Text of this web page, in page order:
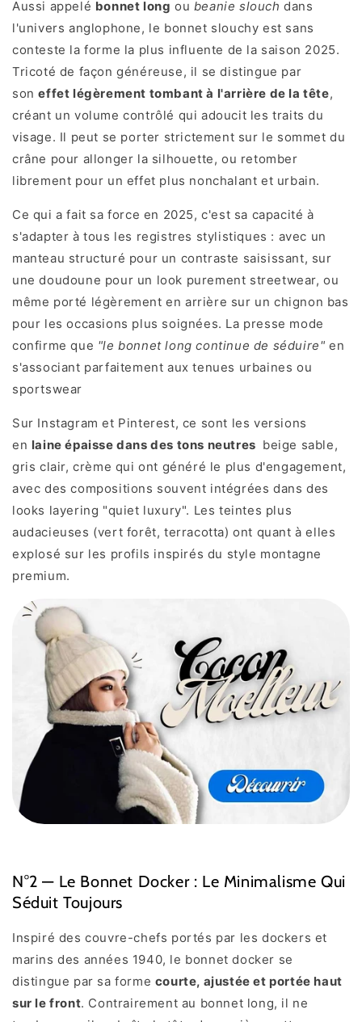
Aussi appelé bonnet long ou beanie slouch dans
l'univers anglophone, le bonnet slouchy est sans
conteste la forme la plus influente de la saison 2025.
Tricoté de façon généreuse, il se distingue par
son effet légèrement tombant à l'arrière de la tête,
créant un volume contrôlé qui adoucit les traits du
visage. Il peut se porter strictement sur le sommet du
crâne pour allonger la silhouette, ou retomber
librement pour un effet plus nonchalant et urbain.
Ce qui a fait sa force en 2025, c'est sa capacité à
s'adapter à tous les registres stylistiques : avec un
manteau structuré pour un contraste saisissant, sur
une doudoune pour un look purement streetwear, ou
même porté légèrement en arrière sur un chignon bas
pour les occasions plus soignées. La presse mode
confirme que "le bonnet long continue de séduire" en
s'associant parfaitement aux tenues urbaines ou
sportswear
Sur Instagram et Pinterest, ce sont les versions
en laine épaisse dans des tons neutres beige sable,
gris clair, crème qui ont généré le plus d'engagement,
avec des compositions souvent intégrées dans des
looks layering "quiet luxury". Les teintes plus
audacieuses (vert forêt, terracotta) ont quant à elles
explosé sur les profils inspirés du style montagne
premium.
N°2 — Le Bonnet Docker : Le Minimalisme Qui
Séduit Toujours
Inspiré des couvre-chefs portés par les dockers et
marins des années 1940, le bonnet docker se
distingue par sa forme courte, ajustée et portée haut
sur le front. Contrairement au bonnet long, il ne